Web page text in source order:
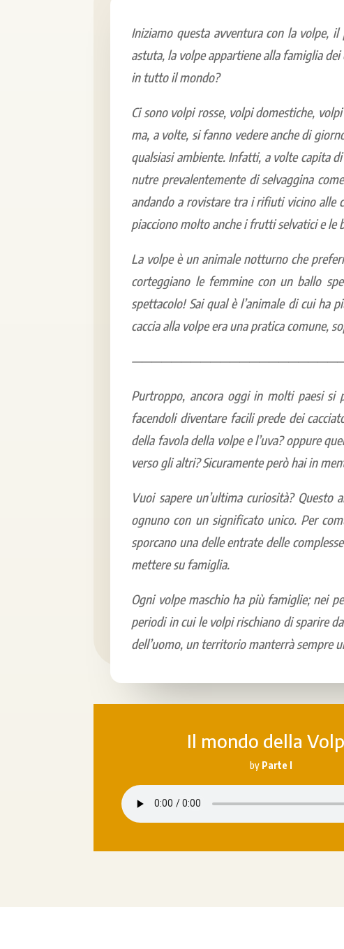
Iniziamo questa avventura con la volpe,
astuta, la volpe appartiene alla famiglia
in tutto il mondo?
Ci sono volpi rosse, volpi domestiche,
ma, a volte, si fanno vedere anche di
qualsiasi ambiente. Infatti, a volte capita
nutre prevalentemente di selvaggina
andando a rovistare tra i rifiuti vicino alle
piacciono molto anche i frutti selvatici e le
La volpe è un animale notturno che
corteggiano le femmine con un ballo
spettacolo! Sai qual è l’animale di cui ha
caccia alla volpe era una pratica comune,
Purtroppo, ancora oggi in molti paesi si
facendoli diventare facili prede dei
della favola della volpe e l’uva? oppure
verso gli altri? Sicuramente però hai in
Vuoi sapere un’ultima curiosità?
ognuno con un significato unico. Per
sporcano una delle entrate delle
mettere su famiglia.
Ogni volpe maschio ha più famiglie; nei
periodi in cui le volpi rischiano di sparire
dell’uomo, un territorio manterrà sempre
Il mondo della
by Parte I